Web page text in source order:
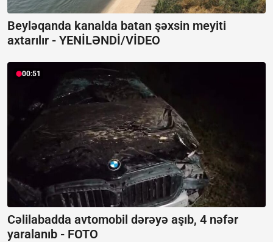
Beyləqanda kanalda batan şəxsin meyiti
axtarılır - YENİLƏNDİ/VİDEO
00:51
Cəlilabadda avtomobil dərəyə aşıb, 4 nəfər
yaralanıb - FOTO